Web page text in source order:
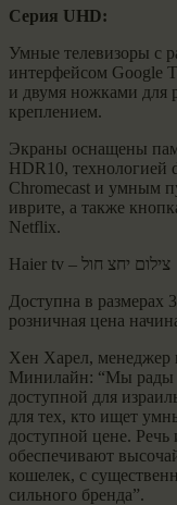
​Серия UHD:
​Умные телевизоры с
интерфейсом Google
и двумя ножками для
креплением.
​Экраны оснащены
HDR10, технологией
Chromecast и умным
иврите, а также
Netflix.
Haier tv – צילום יחצ חול
​Доступна в размерах
розничная цена
​Хен Харел, менеджер
Минилайн: “Мы рады
доступной для
для тех, кто ищет
доступной цене. Речь
обеспечивают
кошелек, с
сильного бренда”.